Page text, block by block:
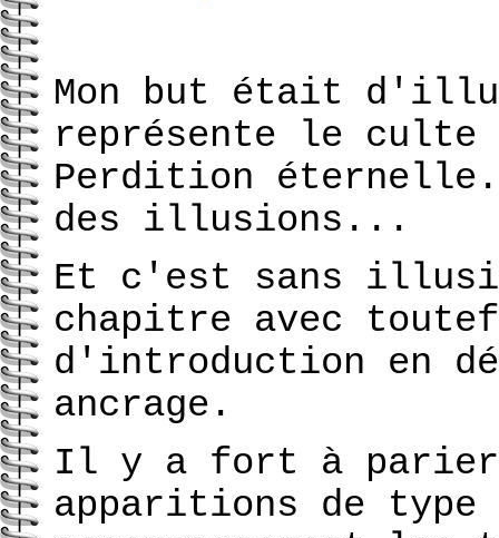
Mon but était
représente le culte
Perdition
des illusions...
Et c'est sans
chapitre avec
d'introduction en
ancrage.
Il y a fort à parier
apparitions de type